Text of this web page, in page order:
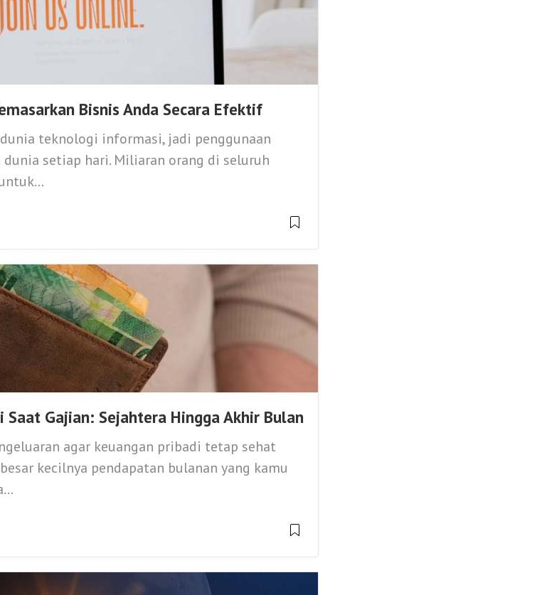
Bisnis Anda Secara Efektif
teknologi informasi, jadi penggunaan
setiap hari. Miliaran orang di seluruh
Saat Gajian: Sejahtera Hingga Akhir Bulan
agar keuangan pribadi tetap sehat
kecilnya pendapatan bulanan yang kamu